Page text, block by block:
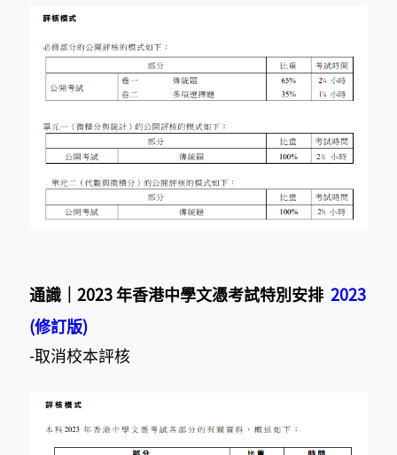
通識 ｜2023 年香港中學文憑考試特別安排2023
(修訂版)
-取消校本評核